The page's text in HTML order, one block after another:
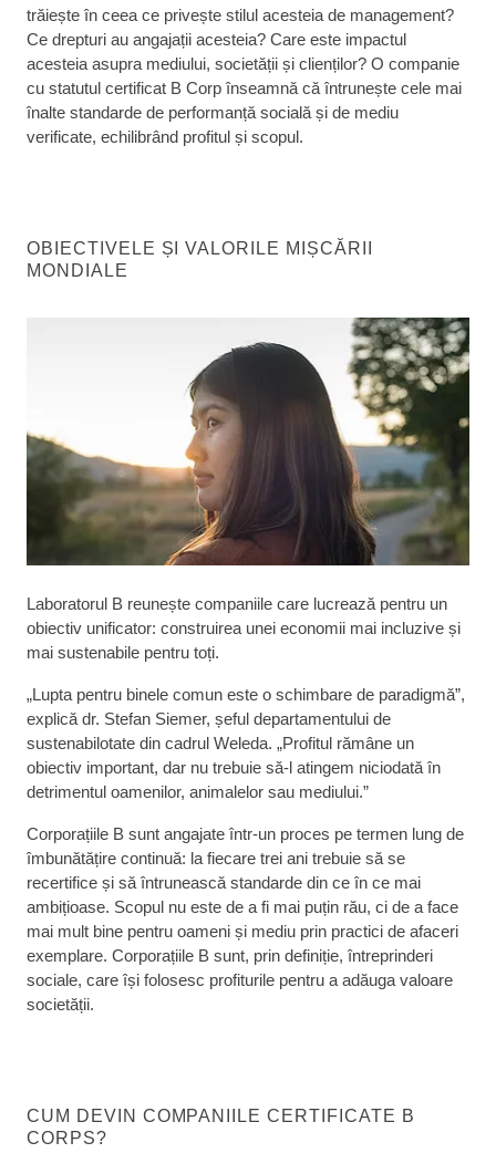
trăiește în ceea ce privește stilul acesteia de management?
Ce drepturi au angajații acesteia? Care este impactul
acesteia asupra mediului, societății și clienților? O companie
cu statutul certificat B Corp înseamnă că întrunește cele mai
înalte standarde de performanță socială și de mediu
verificate, echilibrând profitul și scopul.
OBIECTIVELE ȘI VALORILE MIȘCĂRII
MONDIALE
Laboratorul B reunește companiile care lucrează pentru un
obiectiv unificator: construirea unei economii mai incluzive și
mai sustenabile pentru toți.
„Lupta pentru binele comun este o schimbare de paradigmă”,
explică dr. Stefan Siemer, șeful departamentului de
sustenabilotate din cadrul Weleda. „Profitul rămâne un
obiectiv important, dar nu trebuie să-l atingem niciodată în
detrimentul oamenilor, animalelor sau mediului.”
Corporațiile B sunt angajate într-un proces pe termen lung de
îmbunătățire continuă: la fiecare trei ani trebuie să se
recertifice și să întrunească standarde din ce în ce mai
ambițioase. Scopul nu este de a fi mai puțin rău, ci de a face
mai mult bine pentru oameni și mediu prin practici de afaceri
exemplare. Corporațiile B sunt, prin definiție, întreprinderi
sociale, care își folosesc profiturile pentru a adăuga valoare
societății.
CUM DEVIN COMPANIILE CERTIFICATE B
CORPS?